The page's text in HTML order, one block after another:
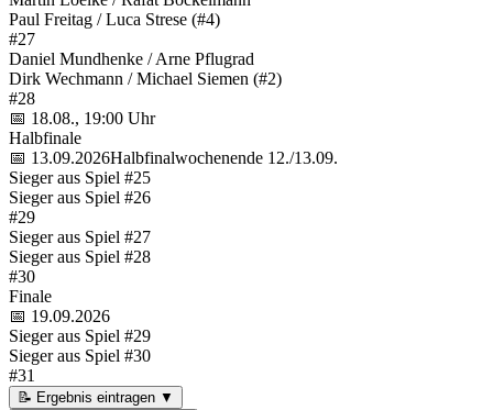
Paul Freitag / Luca Strese (#4)
#27
Daniel Mundhenke / Arne Pflugrad
Dirk Wechmann / Michael Siemen (#2)
#28
📅 18.08., 19:00 Uhr
Halbfinale
📅 13.09.2026Halbfinalwochenende 12./13.09.
Sieger aus Spiel #25
Sieger aus Spiel #26
#29
Sieger aus Spiel #27
Sieger aus Spiel #28
#30
Finale
📅 19.09.2026
Sieger aus Spiel #29
Sieger aus Spiel #30
#31
📝 Ergebnis eintragen ▼